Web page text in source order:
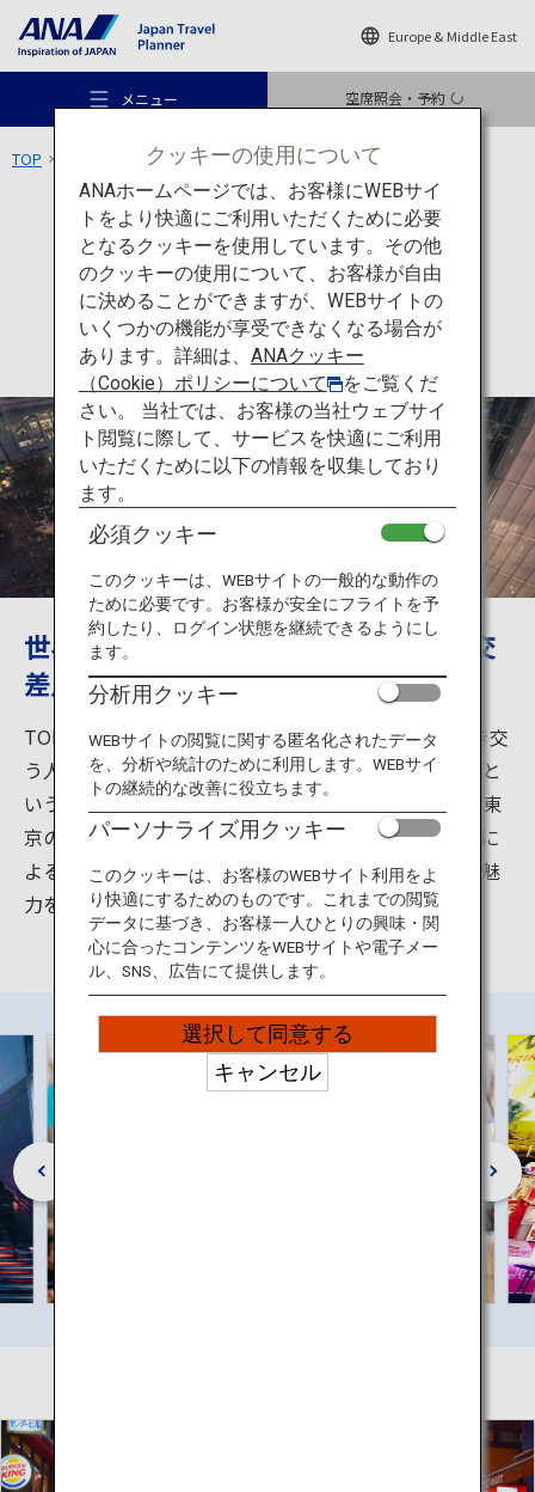
Europe & Middle East
メニュー 空席照会・予約
おすすめの旅
旅のアイデア
行き先
旅のお役立ち情報
ANA サービス
TOP 渋谷スクランブル交差点
アクティビティ 東京
渋谷スクランブル交差点
世界中の人が集まる渋谷スクランブル交
差点
TOKYOを象徴する「渋谷スクランブル交差点」。行き交
う人々やモノの多様性、そのエネルギーは、「渋谷」と
いう街の魅力を伝えるだけでなく、グローバル都市、東
京の顔でもあります。そして今、渋谷の街は、再開発に
よる商業施設などのオープンラッシュを迎え、新たな魅
力を発信。世界中が注目しています。
クッキーの使用について
ANAホームページでは、お客様にWEBサイ
トをより快適にご利用いただくために必要
となるクッキーを使用しています。その他
のクッキーの使用について、お客様が自由
に決めることができますが、WEBサイトの
いくつかの機能が享受できなくなる場合が
あります。詳細は、 ANAクッキー
（Cookie）ポリシーについて
をご覧くだ
さい。 当社では、お客様の当社ウェブサイ
ト閲覧に際して、サービスを快適にご利用
いただくために以下の情報を収集しており
ます。
必須クッキー
このクッキーは、WEBサイトの一般的な動作の
ために必要です。お客様が安全にフライトを予
約したり、ログイン状態を継続できるようにし
ます。
分析用クッキー
WEBサイトの閲覧に関する匿名化されたデータ
を、分析や統計のために利用します。WEBサイ
トの継続的な改善に役立ちます。
パーソナライズ用クッキー
このクッキーは、お客様のWEBサイト利用をよ
り快適にするためのものです。これまでの閲覧
データに基づき、お客様一人ひとりの興味・関
心に合ったコンテンツをWEBサイトや電子メー
ル、SNS、広告にて提供します。
選択して同意する
キャンセル